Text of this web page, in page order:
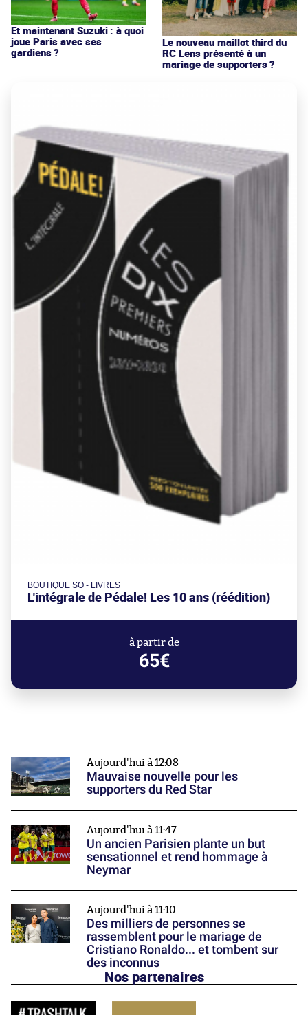
Et maintenant Suzuki : à quoi
joue Paris avec ses
gardiens ?
Le nouveau maillot third du
RC Lens présenté à un
mariage de supporters ?
BOUTIQUE SO - LIVRES
L'intégrale de Pédale! Les 10 ans (réédition)
à partir de
65€
Aujourd'hui à 12:08
Mauvaise nouvelle pour les
supporters du Red Star
Aujourd'hui à 11:47
Un ancien Parisien plante un but
sensationnel et rend hommage à
Neymar
Aujourd'hui à 11:10
Des milliers de personnes se
rassemblent pour le mariage de
Cristiano Ronaldo... et tombent sur
des inconnus
Nos partenaires